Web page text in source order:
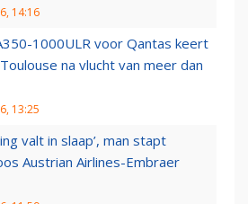
14:16
1000ULR voor Qantas keert
na vlucht van meer dan
13:25
valt in slaap’, man stapt
Austrian Airlines-Embraer